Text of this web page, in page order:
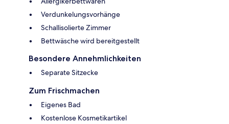
Verdunkelungsvorhänge
Schallisolierte Zimmer
Bettwäsche wird bereitgestellt
Besondere Annehmlichkeiten
Separate Sitzecke
Zum Frischmachen
Eigenes Bad
Kostenlose Kosmetikartikel